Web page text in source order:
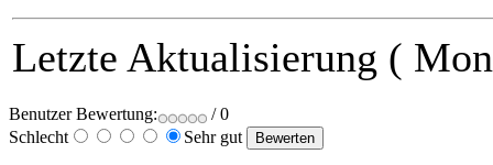
Letzte Aktualisierung (
Benutzer Bewertung:
/ 0
Schlecht
Sehr gut